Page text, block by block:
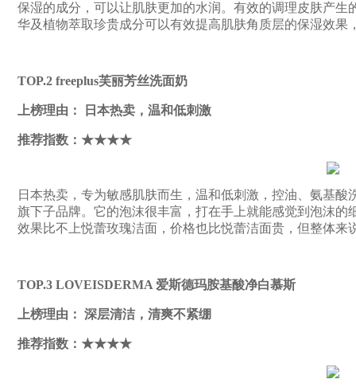
保湿的成分，可以让肌肤更加的水润。有效的调理皮肤产
华及植物萃取珍贵成分可以有效提高肌肤角质层的保湿效果
TOP.2 freeplus芙丽芳丝洗面奶
上榜理由： 日本热卖，温和低刺激
推荐指数：★★★★
日本热卖，专为敏感肌肤而生，温和低刺激，控油、氨基酸
旗下子品牌。它的泡沫很丰富，打在手上就能感觉到泡沫
效果比不上悦蕾玫瑰洁面，价格也比悦蕾洁面贵，但整体来
TOP.3 LOVEISDERMA 爱斯德玛胺基酸净白慕斯
上榜理由： 深层清洁，清爽不紧绷
推荐指数：★★★★